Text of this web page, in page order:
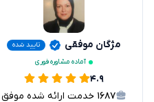
مژگان موفقی
تایید شده
آماده مشاوره فوری
۴.۹
۱۶۸۷ خدمت ارائه شده موفق